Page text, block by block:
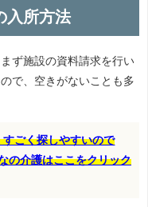
入所方法
ず施設の資料請求を行い
で、空きがないことも多
ごく探しやすいので
の介護はここをクリック